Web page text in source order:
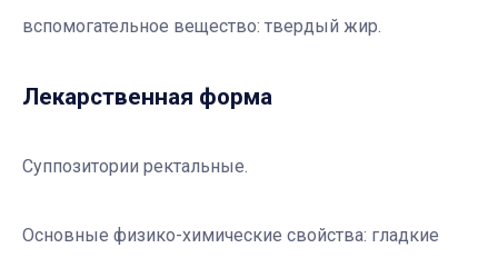
вспомогательное вещество: твердый жир.
Лекарственная форма
Суппозитории ректальные.
Основные физико-химические свойства: гладкие